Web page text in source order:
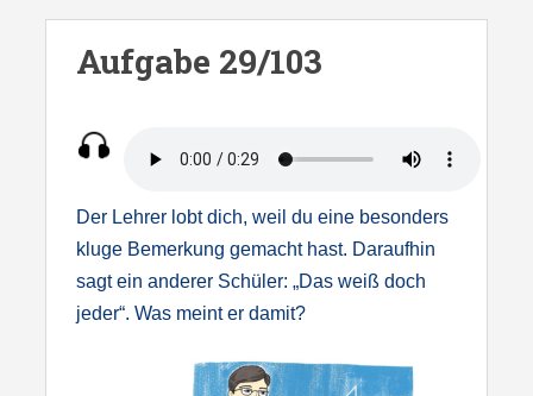
Aufgabe 29/103
Der Lehrer lobt dich, weil du eine besonders
kluge Bemerkung gemacht hast. Daraufhin
sagt ein anderer Schüler: „Das weiß doch
jeder“. Was meint er damit?